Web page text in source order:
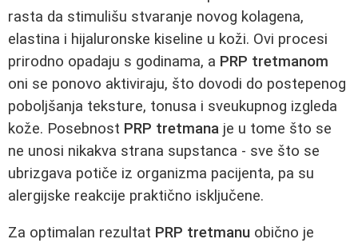
rasta da stimulišu stvaranje novog kolagena,
elastina i hijaluronske kiseline u koži. Ovi procesi
prirodno opadaju s godinama, a PRP tretmanom
oni se ponovo aktiviraju, što dovodi do postepenog
poboljšanja teksture, tonusa i sveukupnog izgleda
kože. Posebnost PRP tretmana je u tome što se
ne unosi nikakva strana supstanca - sve što se
ubrizgava potiče iz organizma pacijenta, pa su
alergijske reakcije praktično isključene.
Za optimalan rezultat PRP tretmanu obično je